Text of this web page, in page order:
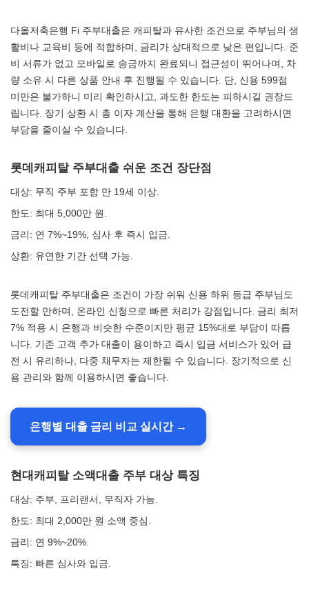
다올저축은행 Fi 주부대출은 캐피탈과 유사한 조건으로 주부님의 생
활비나 교육비 등에 적합하며, 금리가 상대적으로 낮은 편입니다. 준
비 서류가 없고 모바일로 송금까지 완료되니 접근성이 뛰어나며, 차
량 소유 시 다른 상품 안내 후 진행될 수 있습니다. 단, 신용 599점
미만은 불가하니 미리 확인하시고, 과도한 한도는 피하시길 권장드
립니다. 장기 상환 시 총 이자 계산을 통해 은행 대환을 고려하시면
부담을 줄이실 수 있습니다.
롯데캐피탈 주부대출 쉬운 조건 장단점
대상: 무직 주부 포함 만 19세 이상.
한도: 최대 5,000만 원.
금리: 연 7%~19%, 심사 후 즉시 입금.
상환: 유연한 기간 선택 가능.
롯데캐피탈 주부대출은 조건이 가장 쉬워 신용 하위 등급 주부님도
도전할 만하며, 온라인 신청으로 빠른 처리가 강점입니다. 금리 최저
7% 적용 시 은행과 비슷한 수준이지만 평균 15%대로 부담이 따릅
니다. 기존 고객 추가 대출이 용이하고 즉시 입금 서비스가 있어 급
전 시 유리하나, 다중 채무자는 제한될 수 있습니다. 장기적으로 신
용 관리와 함께 이용하시면 좋습니다.
은행별 대출 금리 비교 실시간 →
현대캐피탈 소액대출 주부 대상 특징
대상: 주부, 프리랜서, 무직자 가능.
한도: 최대 2,000만 원 소액 중심.
금리: 연 9%~20%.
특징: 빠른 심사와 입금.